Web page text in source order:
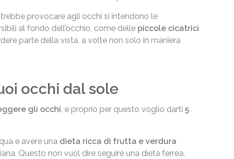
provocare agli occhi si intendono le
al fondo dell’occhio, come delle piccole cicatrici
parte della vista, a volte non solo in maniera
occhi dal sole
gli occhi, e proprio per questo voglio darti 5
e avere una dieta ricca di frutta e verdura
Questo non vuol dire seguire una dieta ferrea,